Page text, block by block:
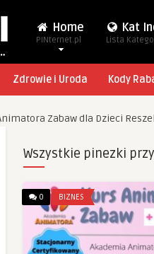
Home
PINternet.pl
Kat
Lista
Zdrowie i Uroda Kody
Zabaw dla Dzieci Reszel
Wszystkie pinezki
0 BIZNES